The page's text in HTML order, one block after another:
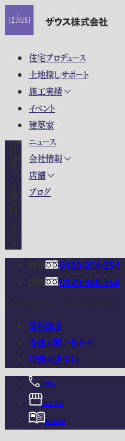
住宅プロデュース
土地探しサポート
施工実績
イベント
建築家
ニュース
会社情報
店舗
ブログ
0120-054-354
0120-360-354
資料請求
各種お問い合わせ
店舗来店予約
お電話
来店予約
資料請求